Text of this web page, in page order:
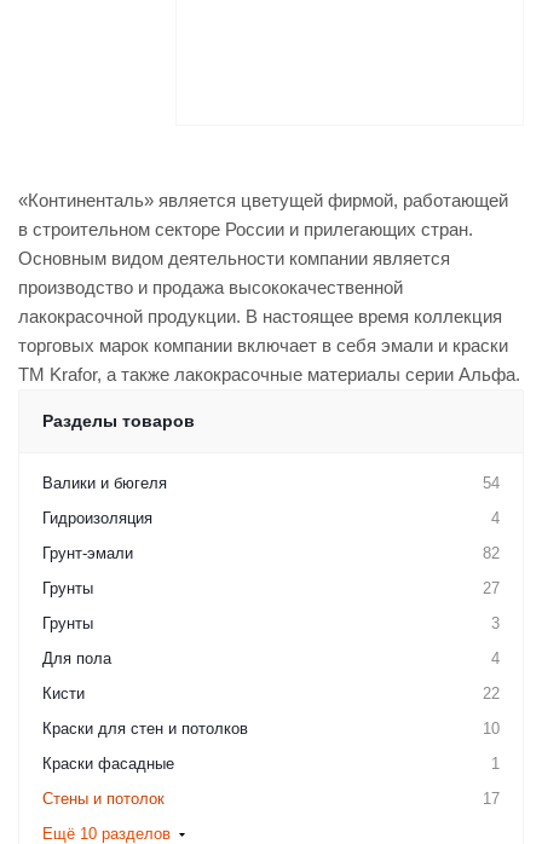
«Континенталь» является цветущей фирмой, работающей
в строительном секторе России и прилегающих стран.
Основным видом деятельности компании является
производство и продажа высококачественной
лакокрасочной продукции. В настоящее время коллекция
торговых марок компании включает в себя эмали и краски
ТМ Krafor, а также лакокрасочные материалы серии Альфа.
Разделы товаров
Валики и бюгеля
54
Гидроизоляция
4
Грунт-эмали
82
Грунты
27
Грунты
3
Для пола
4
Кисти
22
Краски для стен и потолков
10
Краски фасадные
1
Стены и потолок
17
Ещё 10 разделов